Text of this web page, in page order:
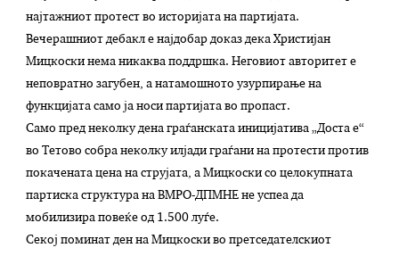
најтажниот протест во историјата на партијата.
Вечерашниот дебакл е најдобар доказ дека Христијан
Мицкоски нема никаква поддршка. Неговиот авторитет е
неповратно загубен, а натамошното узурпирање на
функцијата само ја носи партијата во пропаст.
Само пред неколку дена граѓанската иницијатива „Доста е“
во Тетово собра неколку илјади граѓани на протести против
покачената цена на струјата, а Мицкоски со целокупната
партиска структура на ВМРО-ДПМНЕ не успеа да
мобилизира повеќе од 1.500 луѓе.
Секој поминат ден на Мицкоски во претседателскиот